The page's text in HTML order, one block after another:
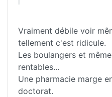
Vraiment débile voir
tellement c'est ridicule.
Les boulangers et
rentables...
Une pharmacie marge
doctorat.